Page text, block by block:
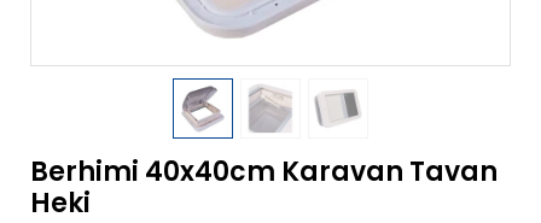
Berhimi 40x40cm Karavan Tavan
Heki